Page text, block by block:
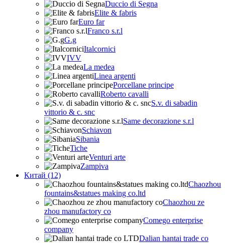
Duccio di Segna
Elite & fabris
Euro far
Franco s.r.l
G.g
Italcornici
IVV
La medea
Linea argenti
Porcellane principe
Roberto cavalli
S.v. di sabadin
vittorio & c. snc
Same decorazione s.r.l
Schiavon
Sibania
Tiche
Venturi arte
Zampiva
Китай (12)
Chaozhou
fountains&statues making co.ltd
Chaozhou ze
zhou manufactory co
Comego enterprise
company
Dalian hantai trade co